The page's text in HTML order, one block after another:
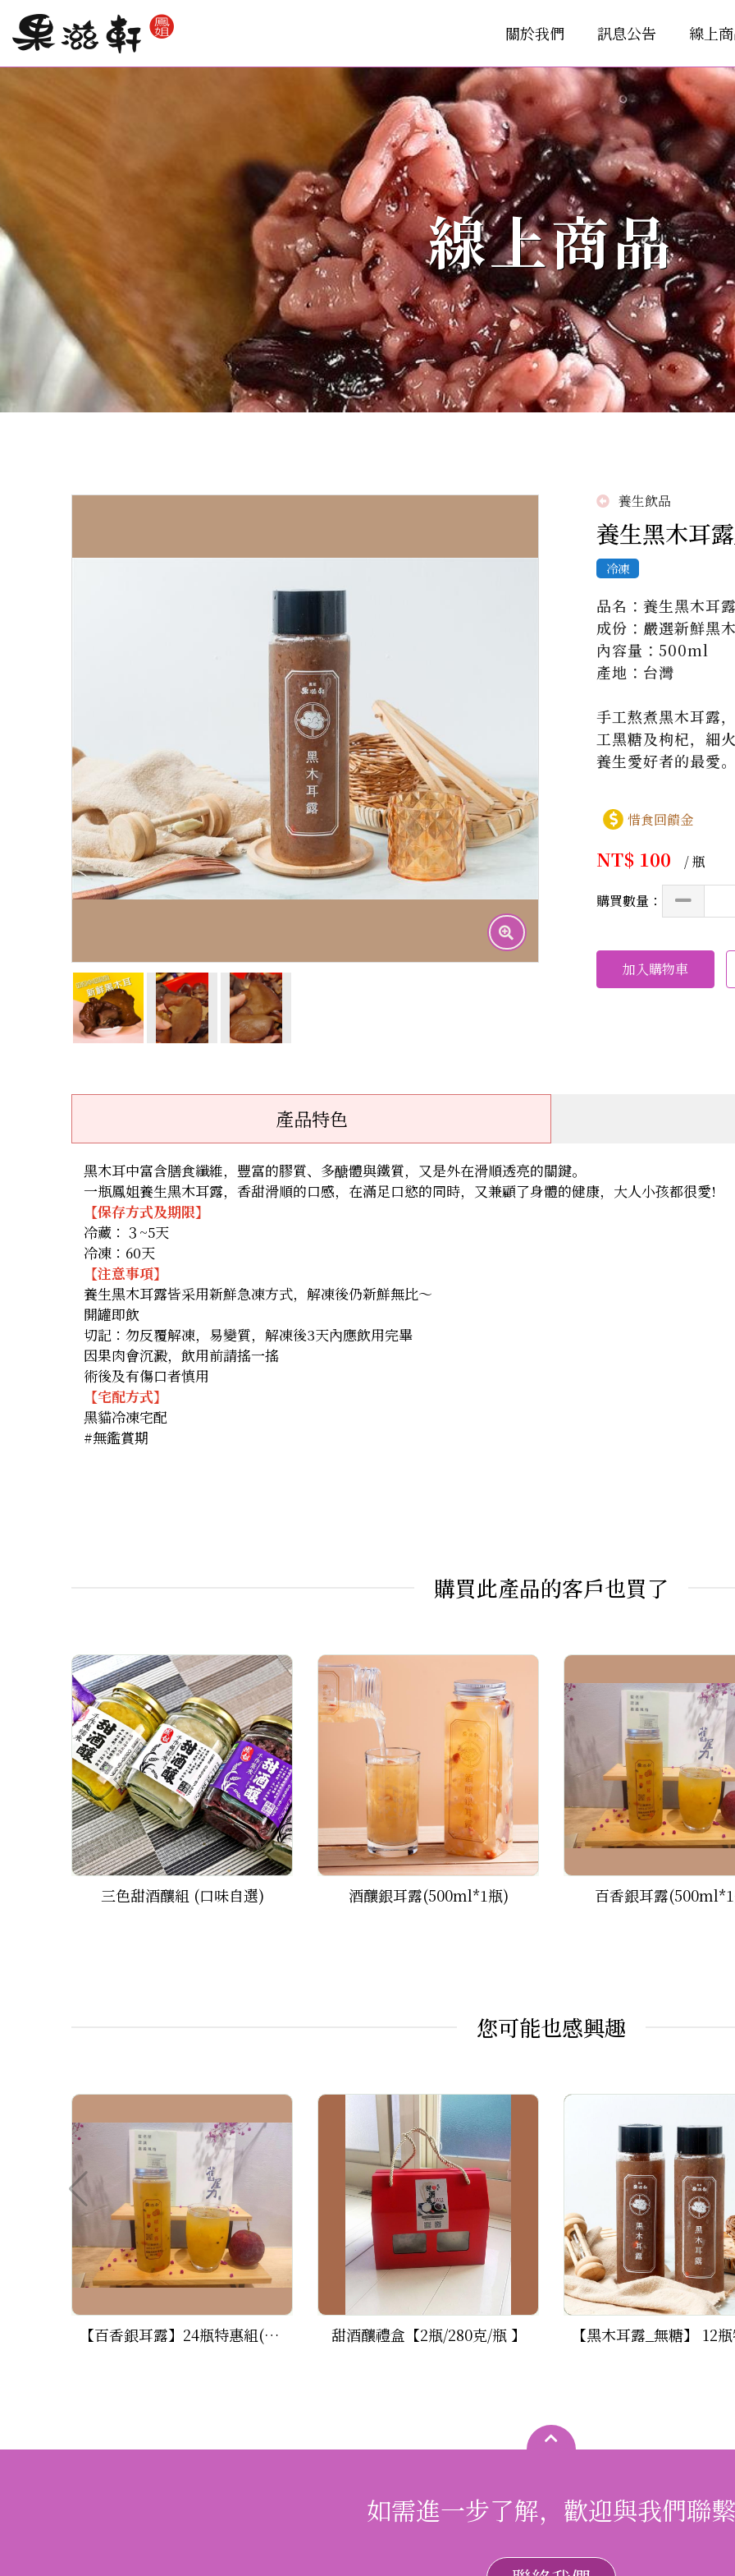
關於我們 訊息公告 線上
線上商品
養生飲品
養生黑木耳
冷凍
品名：養生黑木耳
成份：嚴選新鮮黑
內容量：500ml
產地：台灣
手工熬煮黑木耳露
工黑糖及枸杞，細
養生愛好者的最愛
惜食回饋金
NT$ 100 / 瓶
購買數量：
加入購物車
產品特色
黑木耳中富含膳食纖維，豐富的膠質、多醣體與鐵質，又是外在滑順透亮的關鍵。
一瓶鳳姐養生黑木耳露，香甜滑順的口感，在滿足口慾的同時，又兼顧了身體的健康，大人小孩都很愛!
【保存方式及期限】
冷藏：３~5天
冷凍：60天
【注意事項】
養生黑木耳露皆采用新鮮急凍方式，解凍後仍新鮮無比～
開罐即飲
切記：勿反覆解凍，易變質，解凍後3天內應飲用完畢
因果肉會沉澱，飲用前請搖一搖
術後及有傷口者慎用
【宅配方式】
黑貓冷凍宅配
#無鑑賞期
購買此產品的客戶也買了
三色甜酒釀組 (口味自選) 酒釀銀耳露(500ml*1瓶) 百香銀耳露
您可能也感興趣
【百香銀耳露】24瓶特惠組(500ml/瓶) 甜酒釀禮盒【2瓶/280克/瓶 】
如需進一步了解，歡迎與我們聯繫